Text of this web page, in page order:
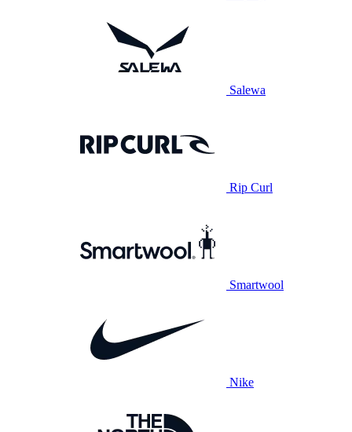
Salewa
Rip Curl
Smartwool
Nike